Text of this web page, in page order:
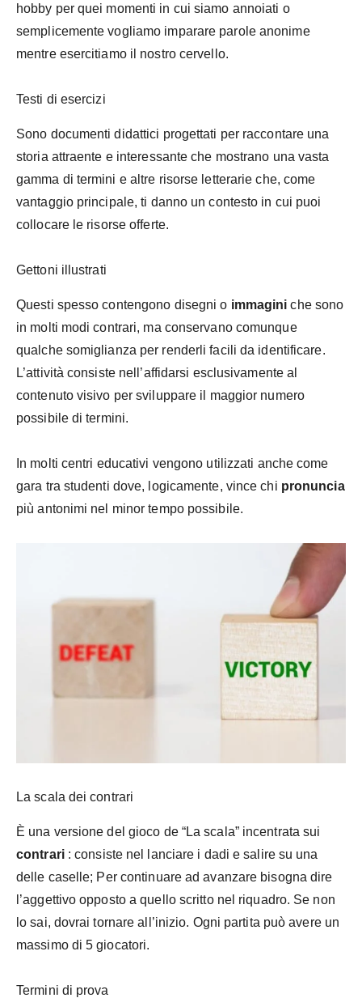
hobby per quei momenti in cui siamo annoiati o
semplicemente vogliamo imparare parole anonime
mentre esercitiamo il nostro cervello.
Testi di esercizi
Sono documenti didattici progettati per raccontare una
storia attraente e interessante che mostrano una vasta
gamma di termini e altre risorse letterarie che, come
vantaggio principale, ti danno un contesto in cui puoi
collocare le risorse offerte.
Gettoni illustrati
Questi spesso contengono disegni o immagini che sono
in molti modi contrari, ma conservano comunque
qualche somiglianza per renderli facili da identificare.
L’attività consiste nell’affidarsi esclusivamente al
contenuto visivo per sviluppare il maggior numero
possibile di termini.
In molti centri educativi vengono utilizzati anche come
gara tra studenti dove, logicamente, vince chi pronuncia
più antonimi nel minor tempo possibile.
La scala dei contrari
È una versione del gioco de “La scala” incentrata sui
contrari: consiste nel lanciare i dadi e salire su una
delle caselle; Per continuare ad avanzare bisogna dire
l’aggettivo opposto a quello scritto nel riquadro. Se non
lo sai, dovrai tornare all’inizio. Ogni partita può avere un
massimo di 5 giocatori.
Termini di prova